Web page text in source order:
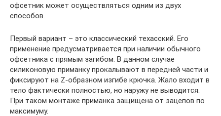
офсетник может осуществляться одним из двух
способов.
Первый вариант – это классический техасский. Его
применение предусматривается при наличии обычного
офсетника с прямым загибом. В данном случае
силиконовую приманку прокалывают в передней части и
фиксируют на Z-образном изгибе крючка. Жало входит в
тело фактически полностью, но наружу не выводится.
При таком монтаже приманка защищена от зацепов по
максимуму.